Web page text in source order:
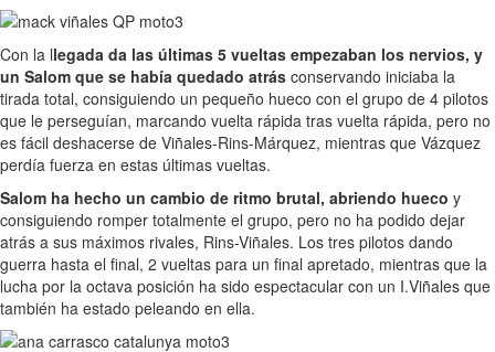
Con la llegada da las últimas 5 vueltas empezaban los nervios, y
un Salom que se había quedado atrás conservando iniciaba la
tirada total, consiguiendo un pequeño hueco con el grupo de 4 pilotos
que le perseguían, marcando vuelta rápida tras vuelta rápida, pero no
es fácil deshacerse de Viñales-Rins-Márquez, mientras que Vázquez
perdía fuerza en estas últimas vueltas.
Salom ha hecho un cambio de ritmo brutal, abriendo hueco y
consiguiendo romper totalmente el grupo, pero no ha podido dejar
atrás a sus máximos rivales, Rins-Viñales. Los tres pilotos dando
guerra hasta el final, 2 vueltas para un final apretado, mientras que la
lucha por la octava posición ha sido espectacular con un I.Viñales que
también ha estado peleando en ella.